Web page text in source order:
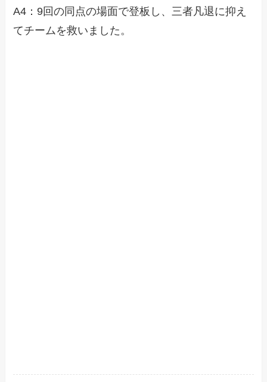
A4：9回の同点の場面で登板し、三者凡退に抑え
てチームを救いました。